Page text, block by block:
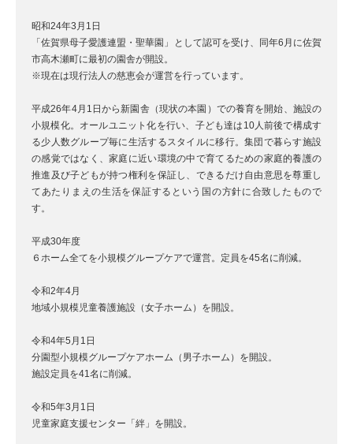
昭和24年3月1日
「佐賀県母子愛護連盟・聖華園」として認可を受け、同年6月に佐賀
市高木瀬町に最初の園舎が開設。
※現在は現行法人の慈恵会が運営を行っています。
平成26年4月1日から新園舎（現状の本園）での養育を開始、施設の
小規模化。オールユニット化を行い、子ども達は10人前後で構成す
る少人数グループ毎に生活するスタイルに移行。集団で暮らす施設
の感覚ではなく、家庭に近い環境の中で育てるための家庭的養護の
推進及び子どもが持つ権利を保証し、できるだけ自由意思を尊重し
てあたりまえの生活を保証するという国の方針に合致したもので
す。
平成30年度
６ホーム全てを小規模グループケアで運営。定員を45名に削減。
令和2年4月
地域小規模児童養護施設（女子ホーム）を開設。
令和4年5月1日
分園型小規模グループケアホーム（男子ホーム）を開設。
施設定員を41名に削減。
令和5年3月1日
児童家庭支援センター「絆」を開設。